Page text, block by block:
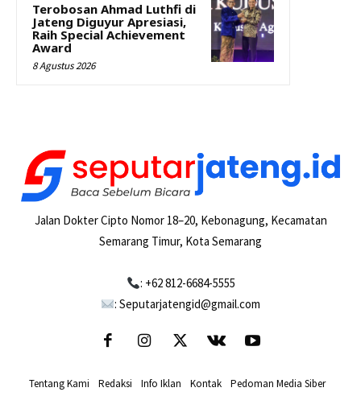
Terobosan Ahmad Luthfi di
Jateng Diguyur Apresiasi,
Raih Special Achievement
Award
8 Agustus 2026
Jalan Dokter Cipto Nomor 18–20, Kebonagung, Kecamatan
Semarang Timur, Kota Semarang
: +62 812-6684-5555
: Seputarjatengid@gmail.com
Tentang Kami Redaksi Info Iklan Kontak Pedoman Media Siber